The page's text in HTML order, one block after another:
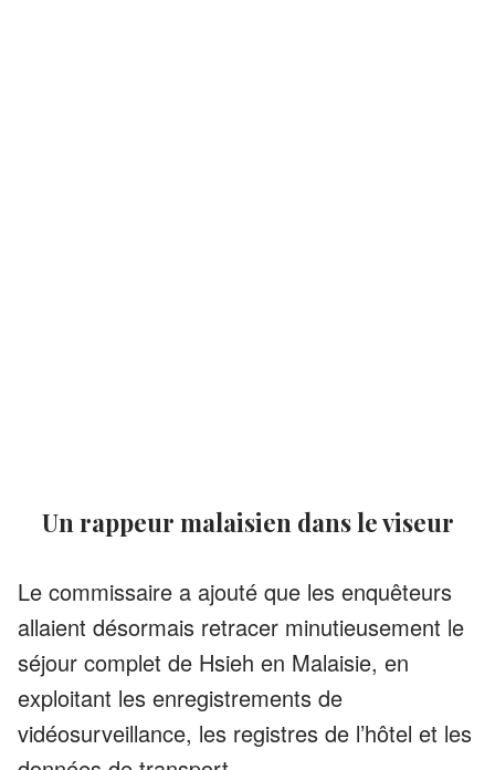
Un rappeur malaisien dans le viseur
Le commissaire a ajouté que les enquêteurs
allaient désormais retracer minutieusement le
séjour complet de Hsieh en Malaisie, en
exploitant les enregistrements de
vidéosurveillance, les registres de l’hôtel et les